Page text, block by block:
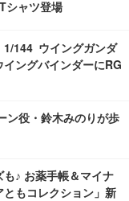
シャツ登場
1/144 ウイングガンダ
ングバインダーにRG
ン役・鈴木みのりが歩
♪ お薬手帳＆マイナ
ともコレクション」新